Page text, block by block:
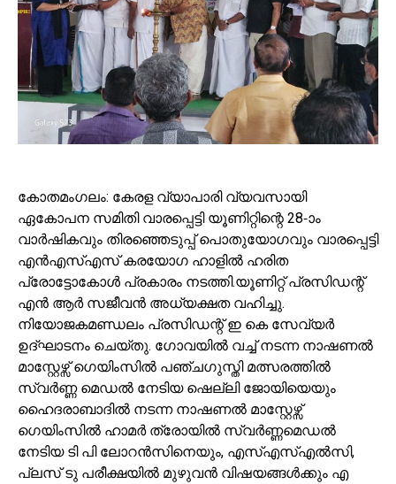
കോതമംഗലം: കേരള വ്യാപാരി വ്യവസായി
ഏകോപന സമിതി വാരപ്പെട്ടി യൂണിറ്റിന്റെ 28-ാം
വാർഷികവും തിരഞ്ഞെടുപ്പ് പൊതുയോഗവും വാരപ്പെട്ടി
എൻഎസ്എസ് കരയോഗ ഹാളിൽ ഹരിത
പ്രോട്ടോകോൾ പ്രകാരം നടത്തി.യൂണിറ്റ് പ്രസിഡന്റ്
എൻ ആർ സജീവൻ അധ്യക്ഷത വഹിച്ചു.
നിയോജകമണ്ഡലം പ്രസിഡന്റ് ഇ കെ സേവ്യർ
ഉദ്ഘാടനം ചെയ്തു. ഗോവയിൽ വച്ച് നടന്ന നാഷണൽ
മാസ്റ്റേഴ്സ് ഗെയിംസിൽ പഞ്ചഗുസ്തി മത്സരത്തിൽ
സ്വർണ്ണ മെഡൽ നേടിയ ഷെല്ലി ജോയിയെയും
ഹൈദരാബാദിൽ നടന്ന നാഷണൽ മാസ്റ്റേഴ്സ്
ഗെയിംസിൽ ഹാമർ ത്രോയിൽ സ്വർണ്ണമെഡൽ
നേടിയ ടി പി ലോറൻസിനെയും, എസ്എസ്എൽസി,
പ്ലസ് ടു പരീക്ഷയിൽ മുഴുവൻ വിഷയങ്ങൾക്കും എ